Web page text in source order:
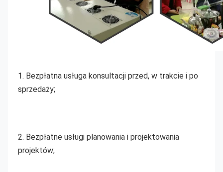
1. Bezpłatna usługa konsultacji przed, w trakcie i po
sprzedaży;
2. Bezpłatne usługi planowania i projektowania
projektów;